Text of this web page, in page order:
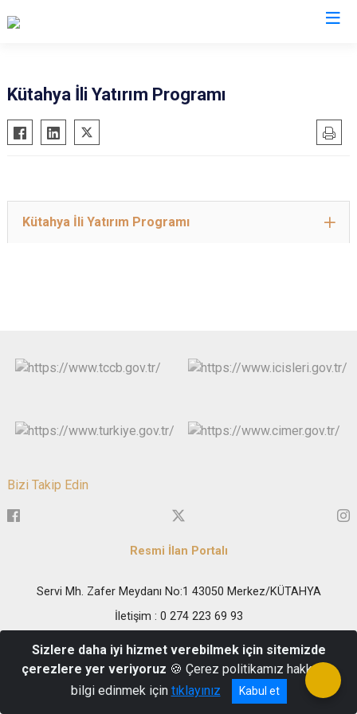
Kütahya İli Yatırım Programı
Kütahya İli Yatırım Programı
Bizi Takip Edin
Resmi İlan Portalı
Servi Mh. Zafer Meydanı No:1 43050 Merkez/KÜTAHYA
İletişim : 0 274 223 69 93
Sizlere daha iyi hizmet verebilmek için sitemizde
çerezlere yer veriyoruz 🍪 Çerez politikamız hakkında
bilgi edinmek için tıklayınız Kabul et